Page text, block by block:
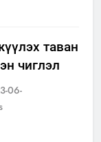
таван
чиглэл
06-